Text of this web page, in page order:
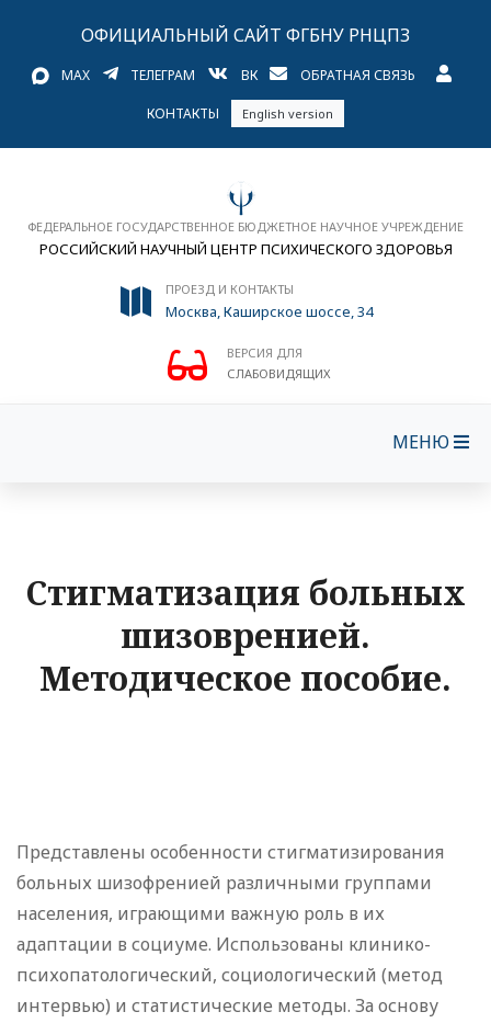
ОФИЦИАЛЬНЫЙ САЙТ ФГБНУ РНЦПЗ
MAX ТЕЛЕГРАМ ВК ОБРАТНАЯ СВЯЗЬ
КОНТАКТЫ English version
ФЕДЕРАЛЬНОЕ ГОСУДАРСТВЕННОЕ БЮДЖЕТНОЕ НАУЧНОЕ УЧРЕЖДЕНИЕ
РОССИЙСКИЙ НАУЧНЫЙ ЦЕНТР ПСИХИЧЕСКОГО ЗДОРОВЬЯ
ПРОЕЗД И КОНТАКТЫ
Москва, Каширское шоссе, 34
ВЕРСИЯ ДЛЯ
СЛАБОВИДЯЩИХ
МЕНЮ
Стигматизация больных
шизовренией.
Методическое пособие.
Представлены особенности стигматизирования
больных шизофренией различными группами
населения, играющими важную роль в их
адаптации в социуме. Использованы клинико-
психопатологический, социологический (метод
интервью) и статистические методы. За основу